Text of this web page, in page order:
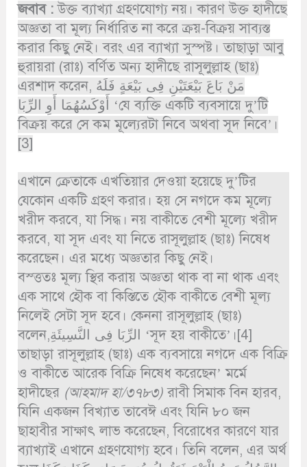
জবাব : উক্ত ব্যাখ্যা গ্রহণযোগ্য নয়। কারণ উক্ত হাদীছে
অজ্ঞতা বা মূল্য নির্ধারিত না করে ক্রয়-বিক্রয় সাব্যস্ত
করার কিছু নেই। বরং এর ব্যাখ্যা সুস্পষ্ট। তাছাড়া আবু
হুরায়রা (রাঃ) বর্ণিত অন্য হাদীছে রাসূলুল্লাহ (ছাঃ)
এরশাদ করেন, مَنْ بَاعَ بَيْعَتَيْنِ فِى بَيْعَةٍ فَلَهُ
أَوْكَسُهُمَا أَوِ الرِّبَا ‘যে ব্যক্তি একটি ব্যবসায়ে দু’টি
বিক্রয় করে সে কম মূল্যেরটা নিবে অথবা সূদ নিবে’।
[3]
এখানে ক্রেতাকে এখতিয়ার দেওয়া হয়েছে দু’টির
যেকোন একটি গ্রহণ করার। হয় সে নগদে কম মূল্যে
খরীদ করবে, যা সিদ্ধ। নয় বাকীতে বেশী মূল্যে খরীদ
করবে, যা সূদ এবং যা নিতে রাসূলুল্লাহ (ছাঃ) নিষেধ
করেছেন। এর মধ্যে অজ্ঞতার কিছু নেই।
বস্ত্ততঃ মূল্য স্থির করায় অজ্ঞতা থাক বা না থাক এবং
এক সাথে হৌক বা কিস্তিতে হৌক বাকীতে বেশী মূল্য
নিলেই সেটা সূদ হবে। কেননা রাসূলুল্লাহ (ছাঃ)
বলেন,الرِّبَا فِى النَّسِيئَةِ ‘সূদ হয় বাকীতে’।[4]
তাছাড়া রাসূলুল্লাহ (ছাঃ) এক ব্যবসায়ে নগদে এক বিক্রি
ও বাকীতে আরেক বিক্রি নিষেধ করেছেন’ মর্মে
হাদীছের (আহমাদ হা/৩৭৮৩) রাবী সিমাক বিন হারব,
যিনি একজন বিখ্যাত তাবেঈ এবং যিনি ৮০ জন
ছাহাবীর সাক্ষাৎ লাভ করেছেন, বিরোধের কারণে যার
ব্যাখ্যাই এখানে গ্রহণযোগ্য হবে। তিনি বলেন, এর অর্থ